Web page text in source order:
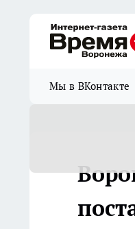
Мы в ВКонтакте